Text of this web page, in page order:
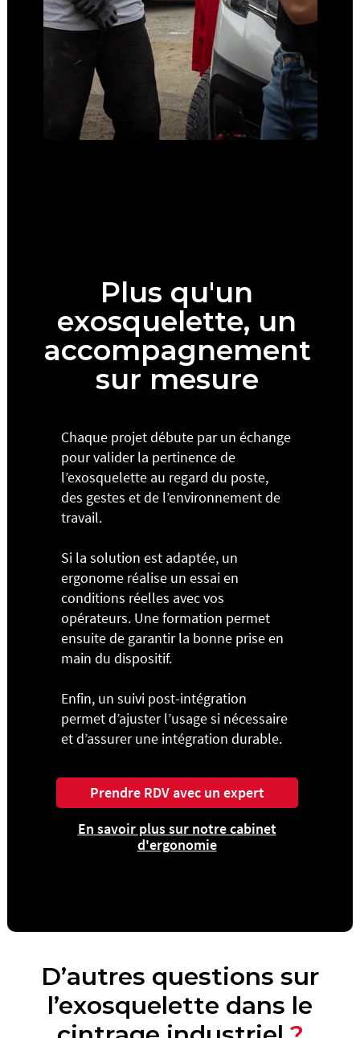
Plus qu'un
exosquelette, un
accompagnement
sur mesure
Chaque projet débute par un échange
pour valider la pertinence de
l’exosquelette au regard du poste,
des gestes et de l’environnement de
travail.
Si la solution est adaptée, un
ergonome réalise un essai en
conditions réelles avec vos
opérateurs. Une formation permet
ensuite de garantir la bonne prise en
main du dispositif.
Enfin, un suivi post-intégration
permet d’ajuster l’usage si nécessaire
et d’assurer une intégration durable.
Prendre RDV avec un expert
En savoir plus sur notre cabinet
d'ergonomie
D’autres questions sur
l’exosquelette dans le